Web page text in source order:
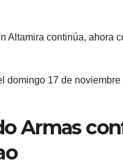
Altamira continúa, ahora
domingo 17 de noviembre
Armas